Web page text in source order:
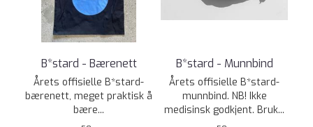
B*stard - Bærenett
Årets offisielle B*stard-
bærenett, meget praktisk å
bære...
B*stard - Munnbind
Årets offisielle B*stard-
munnbind. NB! Ikke
medisinsk godkjent. Bruk...